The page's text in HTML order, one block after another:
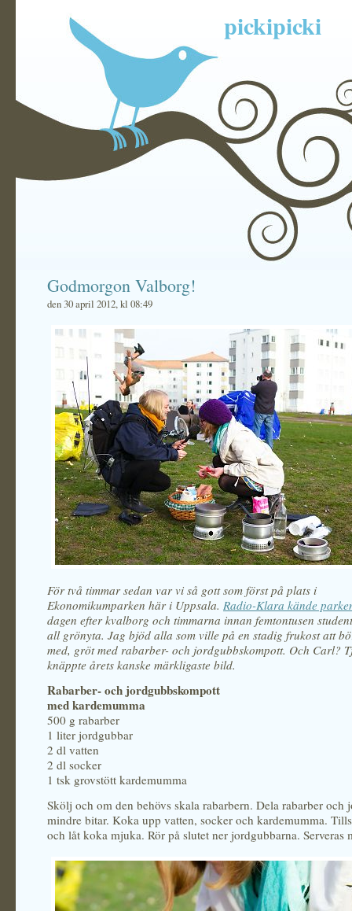
pickipicki
Godmorgon Valborg!
den 30 april 2012, kl 08:49
För två timmar sedan var vi så gott som först på plats i
Ekonomikumparken här i Uppsala. Radio-Klara kände
dagen efter kvalborg och timmarna innan femtontusen
all grönyta. Jag bjöd alla som ville på en stadig frukost att
med, gröt med rabarber- och jordgubbskompott. Och Carl?
knäppte årets kanske märkligaste bild.
Rabarber- och jordgubbskompott
med kardemumma
500 g rabarber
1 liter jordgubbar
2 dl vatten
2 dl socker
1 tsk grovstött kardemumma
Skölj och om den behövs skala rabarbern. Dela rabarber och
mindre bitar. Koka upp vatten, socker och kardemumma.
och låt koka mjuka. Rör på slutet ner jordgubbarna. Serveras